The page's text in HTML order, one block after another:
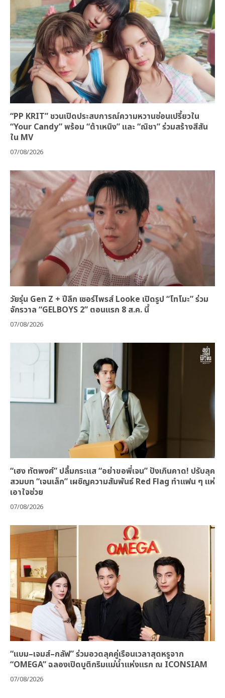
“PP KRIT” ชวนเปิดประสบการณ์ความหวานซ่อนเปรี้ยวใน
“Your Candy” พร้อม “ต้าเหนิง” และ “ณิชา” ร่วมสร้างสีสัน
ใน MV
07/08/2026
วัยรุ่น Gen Z + ปีลึก เซอร์ไพรส์ Looke เปิดรูป “โทโมะ” ร่วม
จักรวาล “GELBOYS 2” ตอนแรก 8 ส.ค. นี้
07/08/2026
“เฮง ทัตพงศ์” ปลื้มกระแส “อย่าขอพี่เจน” ปังเกินคาด! ปรับลุค
สวมบท “เจนเล็ก” เผชิญความสัมพันธ์ Red Flag ทำแฟน ๆ แห่
เอาใจช่วย
07/08/2026
“แบม–เจมส์–กลัฟ” ร่วมอวดลุคคู่เรือนเวลาสุดหรูจาก
“OMEGA” ฉลองเปิดบูติกริมแม่น้ำแห่งแรก ณ ICONSIAM
07/08/2026